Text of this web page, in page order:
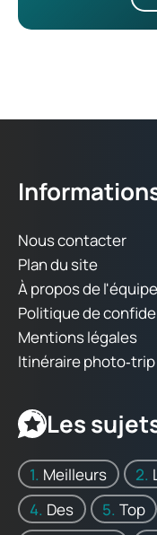
Nous contacter
Plan du site
À propos de l'équipe
Politique de
Mentions légales
Itinéraire photo‑trip
Les
Meilleurs
Des
Top